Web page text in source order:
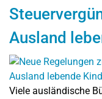
Ausland
Viele ausländische